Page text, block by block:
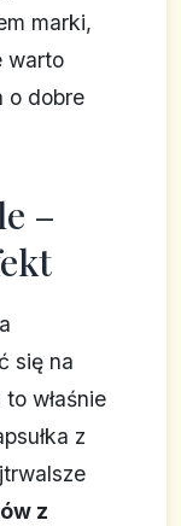
marki,
warto
o dobre
–
się na
właśnie
z
z